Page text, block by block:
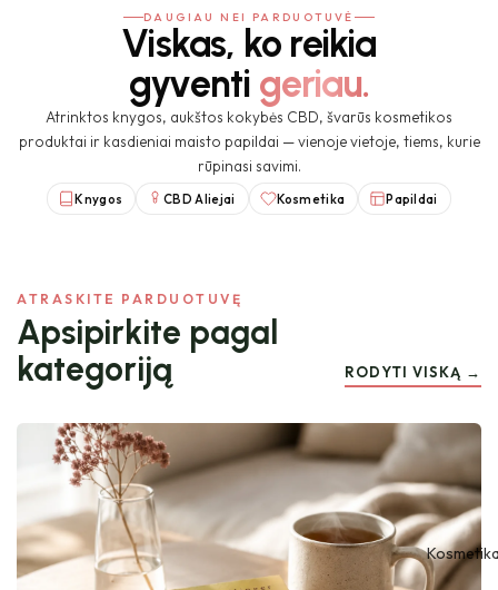
DAUGIAU NEI PARDUOTUVĖ
Viskas, ko reikia
gyventi geriau.
Atrinktos knygos, aukštos kokybės CBD, švarūs kosmetikos
produktai ir kasdieniai maisto papildai — vienoje vietoje, tiems, kurie
rūpinasi savimi.
Knygos CBD Aliejai Kosmetika Papildai
ATRASKITE PARDUOTUVĘ
Apsipirkite pagal
kategoriją
RODYTI VISKĄ →